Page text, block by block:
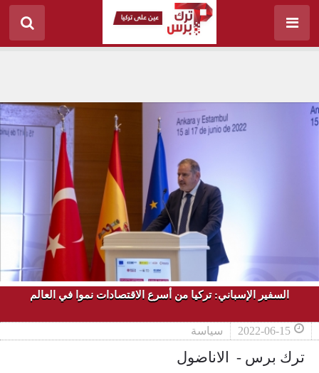
السفير الإسباني: تركيا من أسرع الاقتصادات نموا في العالم
2022-06-15 سياسة
ترك برس - الاناضول